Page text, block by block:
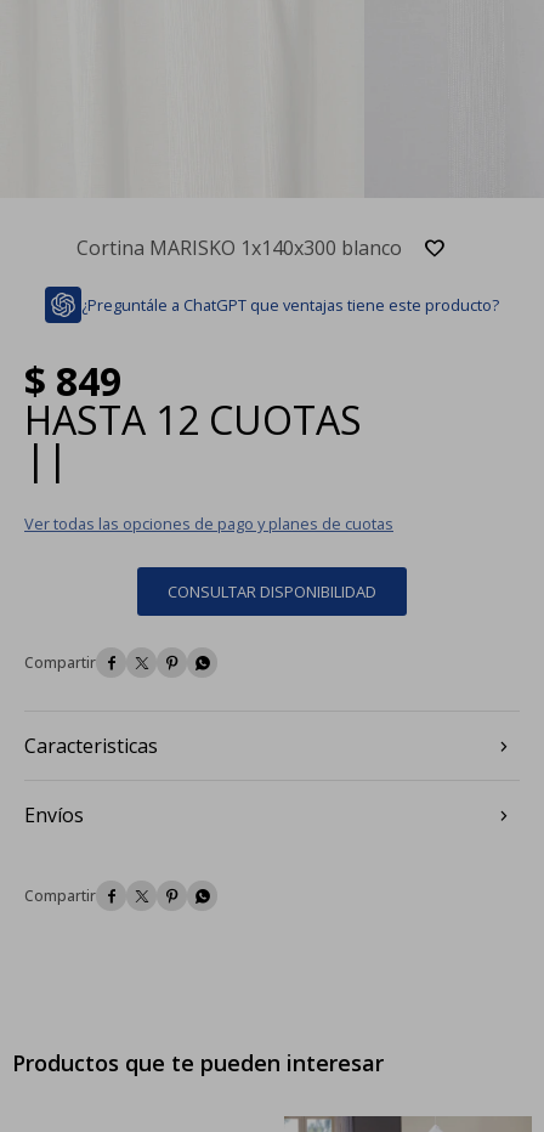
Cortina MARISKO 1x140x300 blanco
¿Preguntále a ChatGPT que ventajas tiene este producto?
$ 849
HASTA 12 CUOTAS
| |
Ver todas las opciones de pago y planes de cuotas
CONSULTAR DISPONIBILIDAD
   
Caracteristicas
Envíos
   
Productos que te pueden interesar